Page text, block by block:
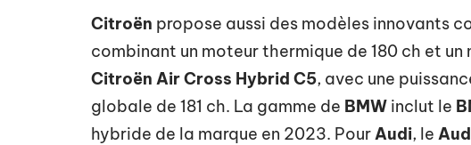
Citroën propose aussi des modèles innovants
combinant un moteur thermique de 180 ch et
Citroën Air Cross Hybrid C5, avec une
globale de 181 ch. La gamme de BMW inclut le
hybride de la marque en 2023. PourAudi, le